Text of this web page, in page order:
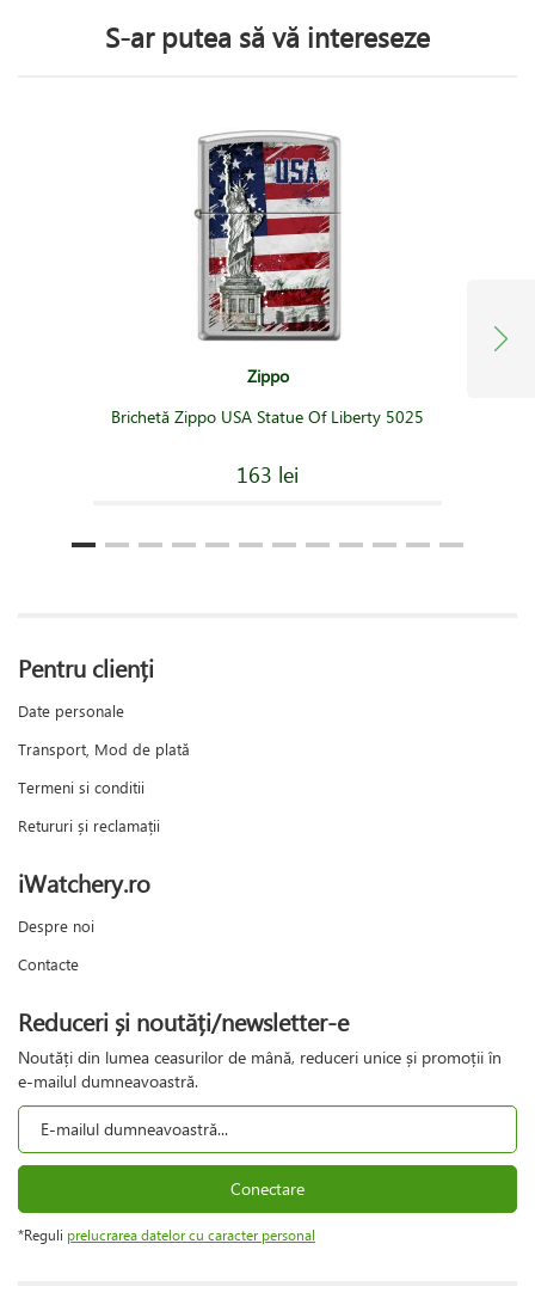
S-ar putea să vă intereseze
Zippo
Brichetă Zippo USA Statue Of Liberty 5025
163 lei
Pentru clienți
Date personale
Transport, Mod de plată
Termeni si conditii
Retururi și reclamații
iWatchery.ro
Despre noi
Contacte
Reduceri și noutăți/newsletter-e
Noutăți din lumea ceasurilor de mână, reduceri unice și promoții în
e-mailul dumneavoastră.
Conectare
*Reguli prelucrarea datelor cu caracter personal